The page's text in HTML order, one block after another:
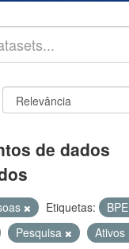
de dados
Etiquetas:
BPE
Pesquisa
Ativos